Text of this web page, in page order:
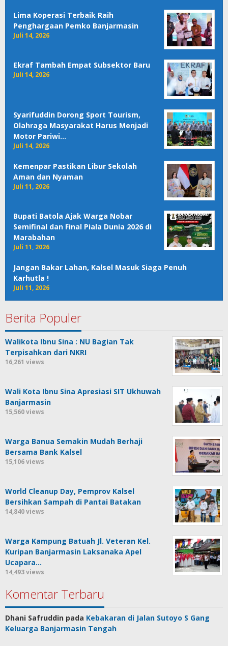
Lima Koperasi Terbaik Raih
Penghargaan Pemko Banjarmasin
Juli 14, 2026
Ekraf Tambah Empat Subsektor Baru
Juli 14, 2026
Syarifuddin Dorong Sport Tourism,
Olahraga Masyarakat Harus Menjadi
Motor Pariwi…
Juli 14, 2026
Kemenpar Pastikan Libur Sekolah
Aman dan Nyaman
Juli 11, 2026
Bupati Batola Ajak Warga Nobar
Semifinal dan Final Piala Dunia 2026 di
Marabahan
Juli 11, 2026
Jangan Bakar Lahan, Kalsel Masuk Siaga Penuh
Karhutla !
Juli 11, 2026
Berita Populer
Walikota Ibnu Sina : NU Bagian Tak
Terpisahkan dari NKRI
16,261 views
Wali Kota Ibnu Sina Apresiasi SIT Ukhuwah
Banjarmasin
15,560 views
Warga Banua Semakin Mudah Berhaji
Bersama Bank Kalsel
15,106 views
World Cleanup Day, Pemprov Kalsel
Bersihkan Sampah di Pantai Batakan
14,840 views
Warga Kampung Batuah Jl. Veteran Kel.
Kuripan Banjarmasin Laksanaka Apel
Ucapara…
14,493 views
Komentar Terbaru
Dhani Safruddin pada Kebakaran di Jalan Sutoyo S Gang
Keluarga Banjarmasin Tengah